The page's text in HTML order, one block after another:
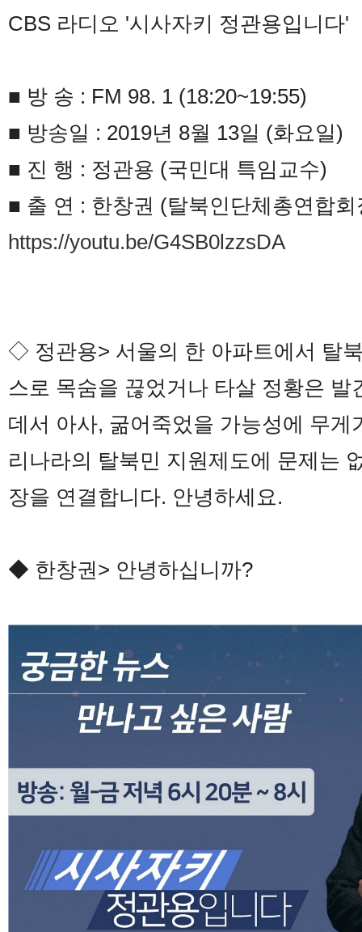
CBS 라디오 '시사자키 정관용입니다'
■ 방 송 : FM 98. 1 (18:20~19:55)
■ 방송일 : 2019년 8월 13일 (화요일)
■ 진 행 : 정관용 (국민대 특임교수)
■ 출 연 : 한창권 (탈북인단체총연합회
https://youtu.be/G4SB0lzzsDA
◇ 정관용> 서울의 한 아파트에서 탈
스로 목숨을 끊었거나 타살 정황은
데서 아사, 굶어죽었을 가능성에 무
리나라의 탈북민 지원제도에 문제는
장을 연결합니다. 안녕하세요.
◆ 한창권> 안녕하십니까?